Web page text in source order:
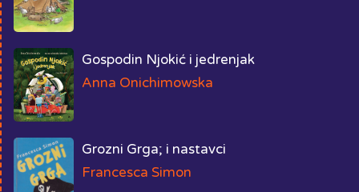
Gospodin Njokić i jedrenjak
Anna Onichimowska
Grozni Grga; i nastavci
Francesca Simon